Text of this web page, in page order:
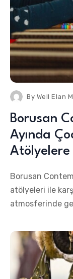
By Well Elan
Borusan
Ayında
Atölyelere
Borusan
atölyeleri ile
atmosferinde